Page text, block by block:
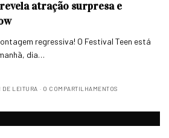
atração surpresa e
regressiva! O Festival Teen está
dia…
DE LEITURA 0 COMPARTILHAMENTOS